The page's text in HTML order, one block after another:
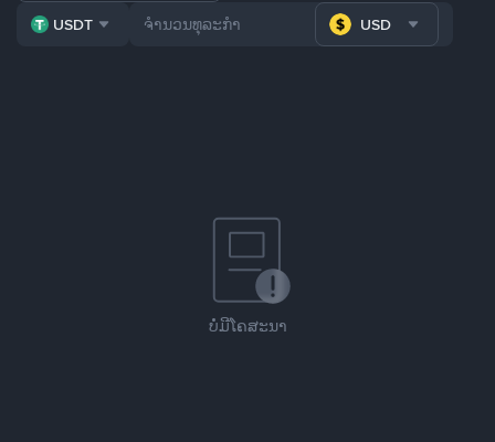
USDT USD
ບໍ່ມີໂຄສະນາ